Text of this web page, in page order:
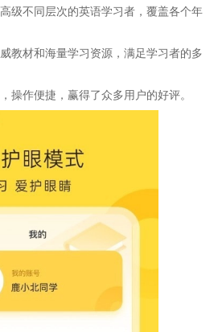
级不同层次的英语学习者，覆盖各个年
教材和海量学习资源，满足学习者的多
操作便捷，赢得了众多用户的好评。